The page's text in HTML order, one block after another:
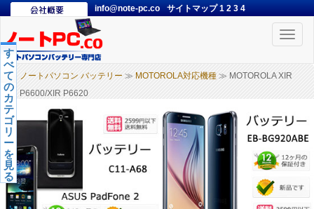
info@note-pc.co サイトマップ1 2 3 4
Toggle
ノートパソコン バッテリー ≫ MOTOROLA対応機種 ≫ MOTOROLA XIR
P6600/XIR P6620
す
べ
て
の
カ
テ
ゴ
リ
ー
を
見
る